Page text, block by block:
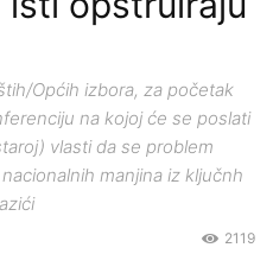
Općih izbora, za početak
na kojoj će se poslati
vlasti da se problem
manjina iz ključnh
2119